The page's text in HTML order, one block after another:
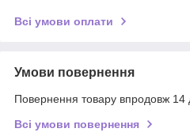
Всі умови оплати
Умови повернення
Повернення товару впродовж 14
Всі умови повернення